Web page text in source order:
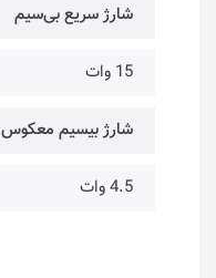
شارژ سریع بی‌سیم
15 وات
شارژ بیسیم معکوس
4.5 وات